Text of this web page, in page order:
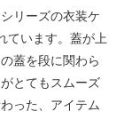
リーズの衣装ケ
ています。蓋が上
蓋を段に関わら
とてもスムーズ
った、アイテム